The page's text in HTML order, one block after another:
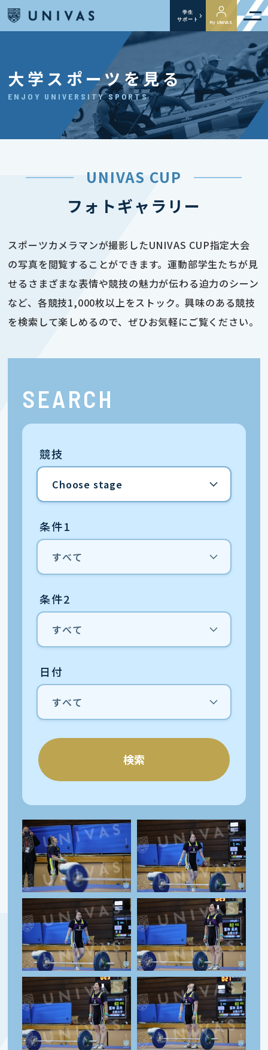
学生
サポート
My UNIVAS
大学スポーツを見る
ENJOY UNIVERSITY SPORTS
UNIVAS CUP
フォトギャラリー
スポーツカメラマンが撮影したUNIVAS CUP指定大会
の写真を閲覧することができます。運動部学生たちが見
せるさまざまな表情や競技の魅力が伝わる迫力のシーン
など、各競技1,000枚以上をストック。興味のある競技
を検索して楽しめるので、ぜひお気軽にご覧ください。
SEARCH
競技
条件1
条件2
日付
検索